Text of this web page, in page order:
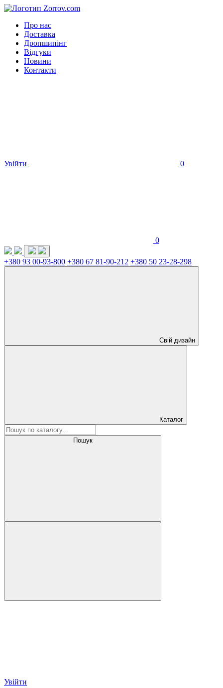
Про нас
Доставка
Дропшипінг
Відгуки
Новини
Контакти
Увійти 0
0
+380 93 00-93-800 +380 67 81-90-212 +380 50 23-28-298
Свій дизайн
Каталог
Пошук
Увійти